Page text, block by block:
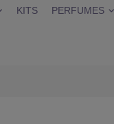
KITS PERFUMES